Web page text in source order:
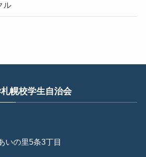
ル
幌校学生自治会
いの里5条3丁目